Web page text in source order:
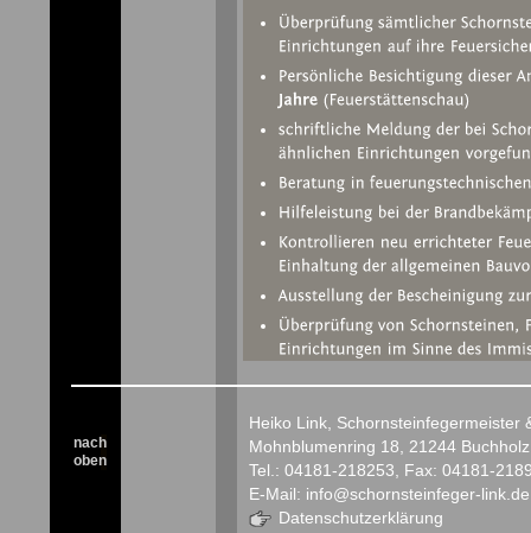
nach
oben
Heiko Link, Schornsteinfegermeister
Mohnblumenring 18, 21244 Buchholz
Tel.: 04181-218253, Fax: 04181-
E-Mail: info@schornsteinfeger-link.de
Datenschutzerklärung